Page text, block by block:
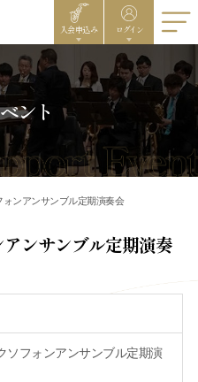
入会申込み ログイン
ント
ンアンサンブル定期演奏会
ンサンブル定期演奏
ソフォンアンサンブル定期演